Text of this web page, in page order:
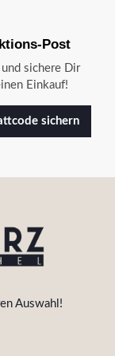
Post
sichere Dir
Einkauf!
sichern
Auswahl!